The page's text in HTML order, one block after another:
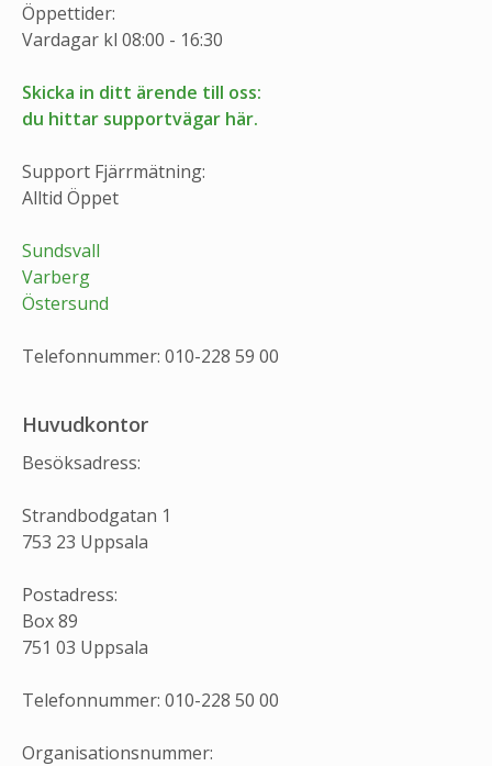
Öppettider:
Vardagar kl 08:00 - 16:30
Skicka in ditt ärende till oss:
du hittar supportvägar här.
Support Fjärrmätning:
Alltid Öppet
Sundsvall
Varberg
Östersund
Telefonnummer: 010-228 59 00
Huvudkontor
Besöksadress:
Strandbodgatan 1
753 23 Uppsala
Postadress:
Box 89
751 03 Uppsala
Telefonnummer: 010-228 50 00
Organisationsnummer: